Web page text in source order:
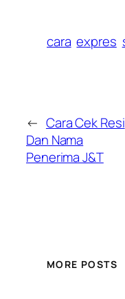
cara expres
← Cara Cek Resi
Dan Nama
Penerima J&T
MORE POSTS